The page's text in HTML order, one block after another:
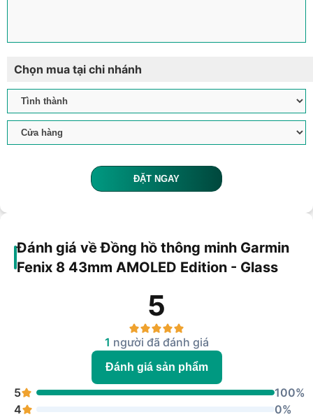
Chọn mua tại chi nhánh
ĐẶT NGAY
Đánh giá về Đồng hồ thông minh Garmin
Fenix 8 43mm AMOLED Edition - Glass
5
1 người đã đánh giá
Đánh giá sản phẩm
5
100%
4
0%